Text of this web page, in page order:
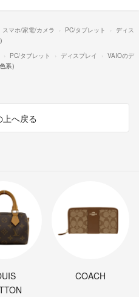
スマホ/家電/カメラ PC/タブレット
ディス
PC/タブレット ディスプレイ
VAIOのデ
系）
へ戻る
COACH